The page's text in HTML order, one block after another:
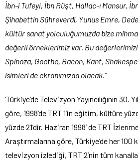
İbn-i Tufeyl, İbn Rüşt, Hallac-ı Mansur,
Şihabettin Sühreverdi, Yunus Emre,
kültür sanat yolculuğumuzda bize
değerli örneklerimiz var. Bu
Spinoza, Goethe, Bacon, Kant,
isimleri de ekranımızda olacak.”
‘Türkiye’de Televizyon Yayıncılığının 30.
göre, 1998’de TRT 1’in eğitim, kültüre
yüzde 21’dir. Haziran 1998’ de TRT
Araştırmalarına göre, Türkiye’de her 100
televizyon izlediği, TRT 2’nin tüm